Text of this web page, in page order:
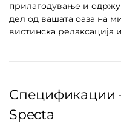
прилагодување и
дел од вашата оаза на
вистинска релаксација
Спецификации
Specta